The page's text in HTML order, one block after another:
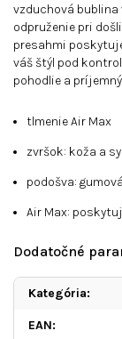
vzduchová
odpruženie pri
presahmi
váš štýl pod
pohodlie a
tlmenie Air Max
zvršok: koža a
podošva: gumová
Air Max:
Dodatočné
Kategória:
EAN: